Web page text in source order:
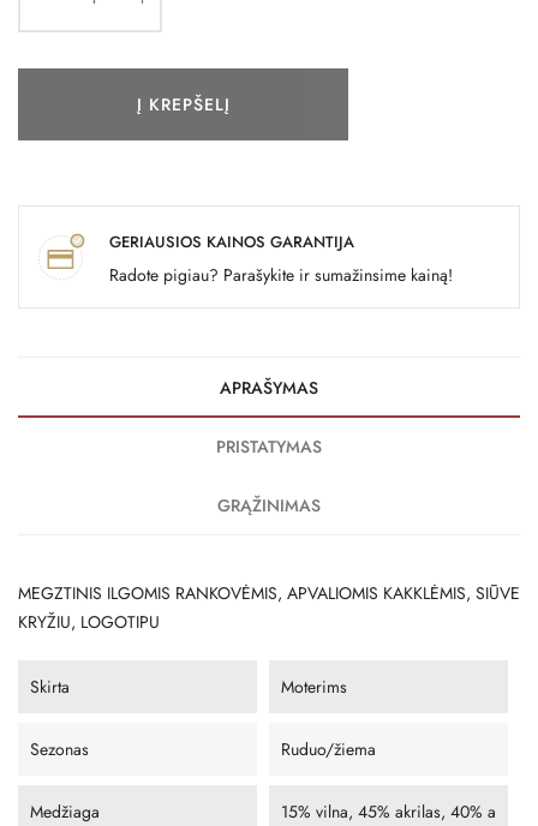
Į KREPŠELĮ
GERIAUSIOS KAINOS GARANTIJA
Radote pigiau? Parašykite ir sumažinsime kainą!
APRAŠYMAS
PRISTATYMAS
GRĄŽINIMAS
MEGZTINIS ILGOMIS RANKOVĖMIS, APVALIOMIS KAKKLĖMIS, SIŪVE
KRYŽIU, LOGOTIPU
Skirta Moterims
Sezonas Ruduo/žiema
Medžiaga
15% vilna, 45% akrilas, 40% a